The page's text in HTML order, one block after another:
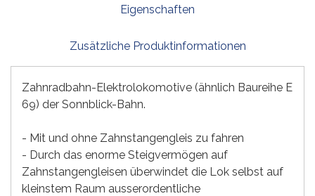
Eigenschaften
Zusätzliche Produktinformationen
Zahnradbahn-Elektrolokomotive (ähnlich Baureihe E
69) der Sonnblick-Bahn.
- Mit und ohne Zahnstangengleis zu fahren
- Durch das enorme Steigvermögen auf
Zahnstangengleisen überwindet die Lok selbst auf
kleinstem Raum ausserordentliche